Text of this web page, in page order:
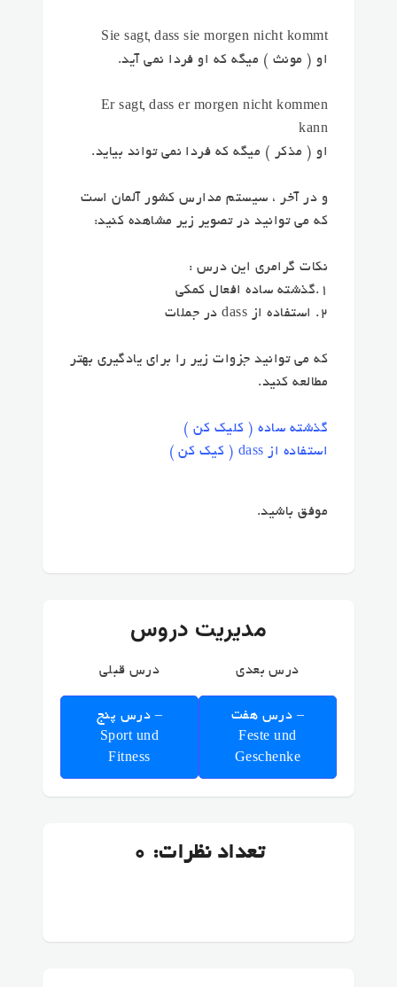
Sie sagt, dass sie morgen nicht kommt
او ( مونث ) میگه که او فردا نمی آید.
Er sagt, dass er morgen nicht kommen
kann
او ( مذکر ) میگه که فردا نمی تواند بیاید.
و در آخر ، سیستم مدارس کشور آلمان است
که می توانید در تصویر زیر مشاهده کنید:
نکات گرامری این درس :
۱.گذشته ساده افعال کمکی
۲. استفاده از dass در جملات
که می توانید جزوات زیر را برای یادگیری بهتر
مطالعه کنید.
گذشته ساده ( کلیک کن )
استفاده از dass ( کیک کن )
موفق باشید.
مدیریت دروس
درس قبلی
درس پنج –
Sport und
Fitness
درس بعدی
درس هفت –
Feste und
Geschenke
تعداد نظرات: 0